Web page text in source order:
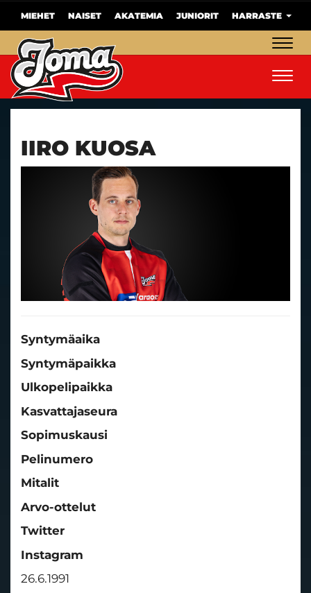
MIEHET NAISET AKATEMIA JUNIORIT HARRASTE
IIRO KUOSA
Syntymäaika
Syntymäpaikka
Ulkopelipaikka
Kasvattajaseura
Sopimuskausi
​​​​​​​Pelinumero
Mitalit
Arvo-ottelut
Twitter
Instagram
26.6.1991